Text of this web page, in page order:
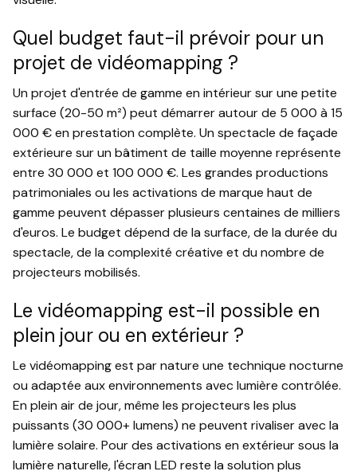
Quel budget faut-il prévoir pour un
projet de vidéomapping ?
Un projet d'entrée de gamme en intérieur sur une petite
surface (20-50 m²) peut démarrer autour de 5 000 à 15
000 € en prestation complète. Un spectacle de façade
extérieure sur un bâtiment de taille moyenne représente
entre 30 000 et 100 000 €. Les grandes productions
patrimoniales ou les activations de marque haut de
gamme peuvent dépasser plusieurs centaines de milliers
d'euros. Le budget dépend de la surface, de la durée du
spectacle, de la complexité créative et du nombre de
projecteurs mobilisés.
Le vidéomapping est-il possible en
plein jour ou en extérieur ?
Le vidéomapping est par nature une technique nocturne
ou adaptée aux environnements avec lumière contrôlée.
En plein air de jour, même les projecteurs les plus
puissants (30 000+ lumens) ne peuvent rivaliser avec la
lumière solaire. Pour des activations en extérieur sous la
lumière naturelle, l'écran LED reste la solution plus